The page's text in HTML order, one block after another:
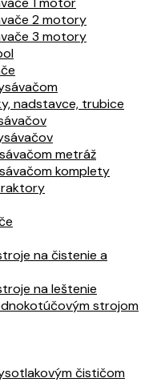
2 motory
3 motory
nadstavce, trubice
metráž
komplety
na čistenie a
na leštenie
strojom
čističom